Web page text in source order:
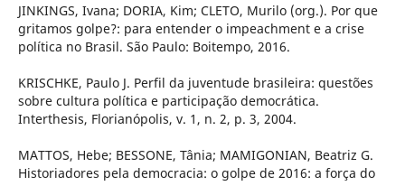
JINKINGS, Ivana; DORIA, Kim; CLETO, Murilo (org.). Por que
gritamos golpe?: para entender o impeachment e a crise
política no Brasil. São Paulo: Boitempo, 2016.
KRISCHKE, Paulo J. Perfil da juventude brasileira: questões
sobre cultura política e participação democrática.
Interthesis, Florianópolis, v. 1, n. 2, p. 3, 2004.
MATTOS, Hebe; BESSONE, Tânia; MAMIGONIAN, Beatriz G.
Historiadores pela democracia: o golpe de 2016: a força do